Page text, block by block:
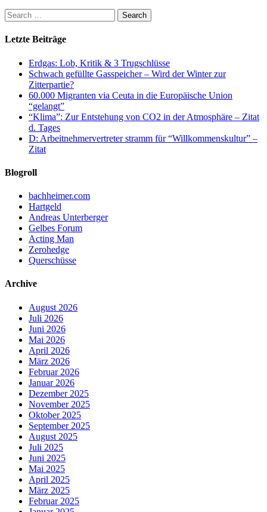
Letzte Beiträge
Erdgas: Lob, Kritik & 3 Trugschlüsse
Schwach gefüllte Gasspeicher – Wird der Winter zur
Zitterpartie?
60.000 Migranten via Ceuta in die Europäische Union
“gelangt”
“Klima”: Zur Entstehung von CO2 in der Atmosphäre – Zitat
d. Tages
D: Arbeitnehmervertreter stramm für “Willkommenskultur” –
Zitat
Blogroll
bachheimer.com
Hartgeld
Andreas Unterberger
Gelbes Forum
Acting Man
Zerohedge
Querschüsse
Archive
August 2026
Juli 2026
Juni 2026
Mai 2026
April 2026
März 2026
Februar 2026
Januar 2026
Dezember 2025
November 2025
Oktober 2025
September 2025
August 2025
Juli 2025
Juni 2025
Mai 2025
April 2025
März 2025
Februar 2025